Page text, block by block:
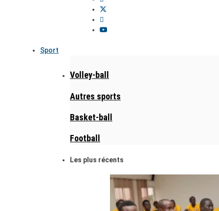
Sport
Volley-ball
Autres sports
Basket-ball
Football
Les plus récents